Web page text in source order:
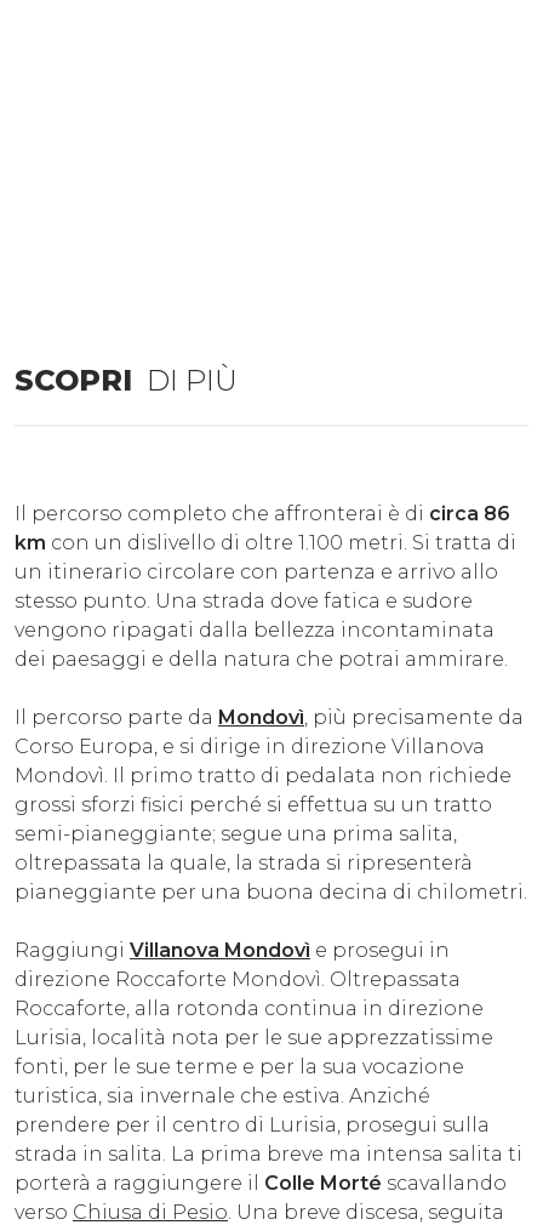
SCOPRI DI PIÙ
Il percorso completo che affronterai è di circa 86
km con un dislivello di oltre 1.100 metri. Si tratta di
un itinerario circolare con partenza e arrivo allo
stesso punto. Una strada dove fatica e sudore
vengono ripagati dalla bellezza incontaminata
dei paesaggi e della natura che potrai ammirare.
Il percorso parte da Mondovì, più precisamente da
Corso Europa, e si dirige in direzione Villanova
Mondovì. Il primo tratto di pedalata non richiede
grossi sforzi fisici perché si effettua su un tratto
semi-pianeggiante; segue una prima salita,
oltrepassata la quale, la strada si ripresenterà
pianeggiante per una buona decina di chilometri.
Raggiungi Villanova Mondovì e prosegui in
direzione Roccaforte Mondovì. Oltrepassata
Roccaforte, alla rotonda continua in direzione
Lurisia, località nota per le sue apprezzatissime
fonti, per le sue terme e per la sua vocazione
turistica, sia invernale che estiva. Anziché
prendere per il centro di Lurisia, prosegui sulla
strada in salita. La prima breve ma intensa salita ti
porterà a raggiungere il Colle Morté scavallando
verso Chiusa di Pesio. Una breve discesa, seguita